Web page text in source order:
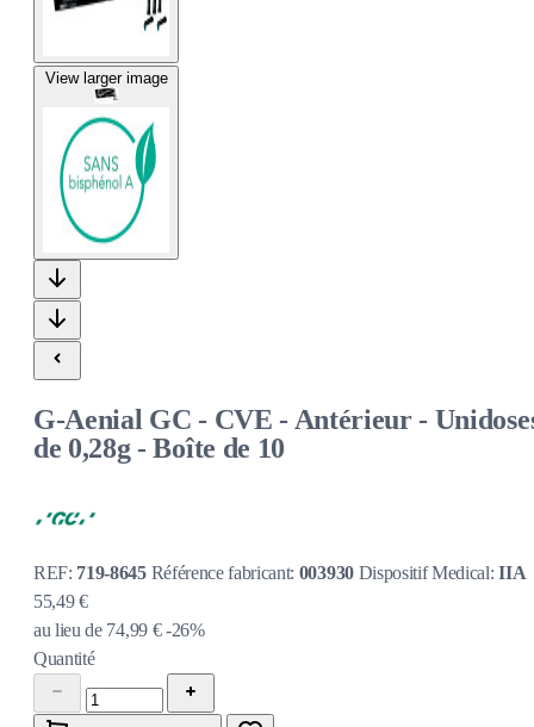
View larger image
G-Aenial GC - CVE - Antérieur -
de 0,28g - Boîte de 10
REF: 719-8645 Référence fabricant: 003930 Dispositif Medical:IIA
55,49 €
au lieu de 74,99 € -26%
Quantité